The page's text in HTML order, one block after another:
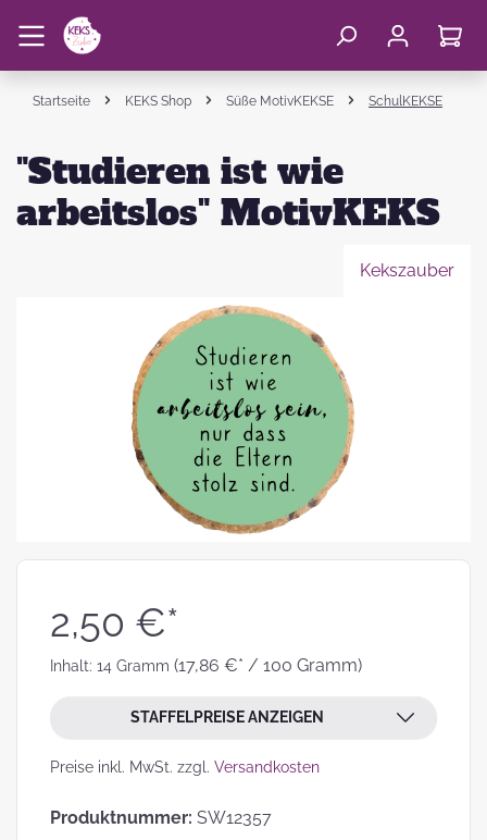
Startseite KEKS Shop Süße MotivKEKSE SchulKEKSE
"Studieren ist wie
arbeitslos" MotivKEKS
Kekszauber
2,50 €*
Inhalt: 14 Gramm (17,86 €* / 100 Gramm)
STAFFELPREISE ANZEIGEN
Preise inkl. MwSt. zzgl. Versandkosten
Produktnummer: SW12357